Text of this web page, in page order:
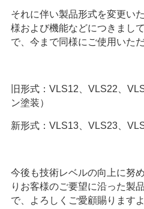
それに伴い製品形式を変更い
様および機能などにつきまし
で、今まで同様にご使用いただ
旧形式： VLS12 VLS22
ン塗装）
新形式： VLS13、 VLS23、
今後も技術レベルの向上に努
りお客様のご要望に沿った製
で、よろしくご愛顧賜ります